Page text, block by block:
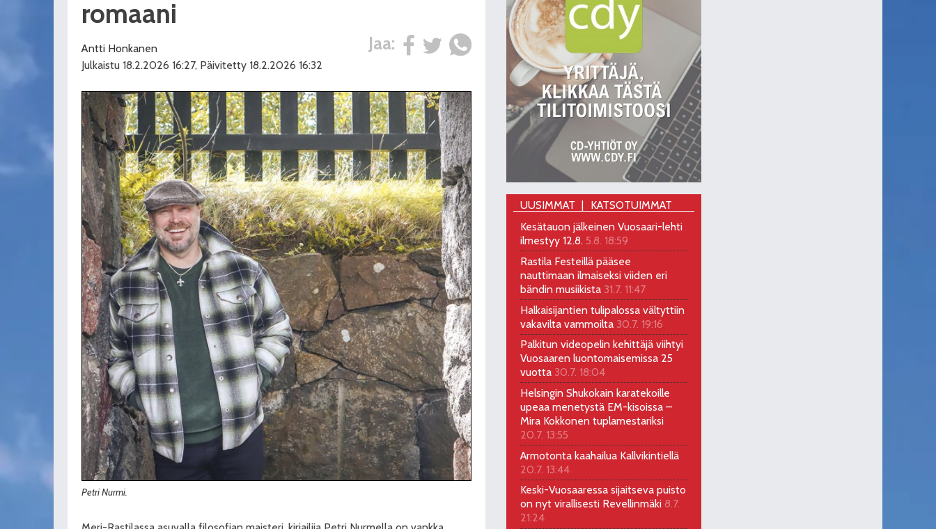
romaani
Jaa:
Antti Honkanen
Julkaistu 18.2.2026 16:27, Päivitetty 18.2.2026 16:32
Petri Nurmi.
UUSIMMAT
KATSOTUIMMAT
Kesätauon jälkeinen Vuosaari-lehti
ilmestyy 12.8. 5.8. 18:59
Rastila Festeillä pääsee
nauttimaan ilmaiseksi viiden eri
bändin musiikista 31.7. 11:47
Halkaisijantien tulipalossa vältyttiin
vakavilta vammoilta 30.7. 19:16
Palkitun videopelin kehittäjä viihtyi
Vuosaaren luontomaisemissa 25
vuotta 30.7. 18:04
Helsingin Shukokain karatekoille
upeaa menetystä EM-kisoissa –
Mira Kokkonen tuplamestariksi
20.7. 13:55
Armotonta kaahailua Kallvikintiellä
20.7. 13:44
Keski-Vuosaaressa sijaitseva puisto
on nyt virallisesti Revellinmäki 8.7.
21:24